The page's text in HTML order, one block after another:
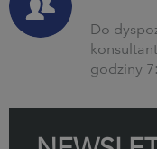
Do
godziny